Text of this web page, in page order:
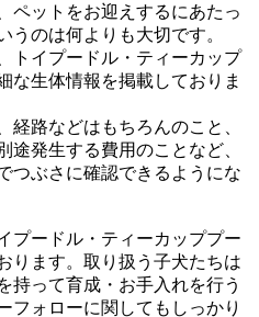
ペットをお迎えするにあたっ
うのは何よりも大切です。
トイプードル・ティーカップ
な生体情報を掲載しておりま
経路などはもちろんのこと、
途発生する費用のことなど、
つぶさに確認できるようにな
プードル・ティーカッププー
ります。取り扱う子犬たちは
持って育成・お手入れを行う
フォローに関してもしっかり